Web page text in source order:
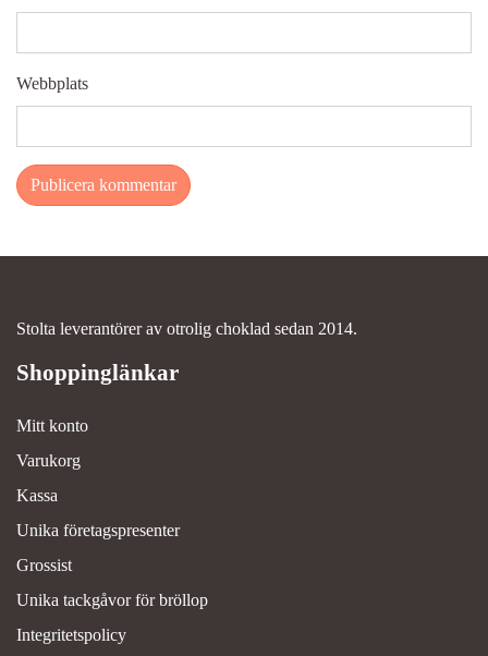
Webbplats
Stolta leverantörer av otrolig choklad sedan 2014.
Mitt konto
Varukorg
Kassa
Unika företagspresenter
Grossist
Unika tackgåvor för bröllop
Integritetspolicy